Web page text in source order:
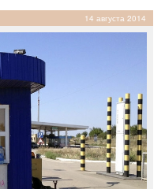
14 августа 2014